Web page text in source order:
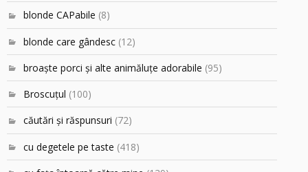
blonde CAPabile (8)
blonde care gândesc (12)
broaşte porci şi alte animăluţe adorabile (95)
Broscuțul (100)
căutări şi răspunsuri (72)
cu degetele pe taste (418)